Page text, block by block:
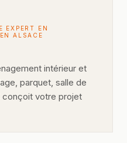
EXPERT EN
ALSACE
intérieur et
parquet, salle de
conçoit votre projet